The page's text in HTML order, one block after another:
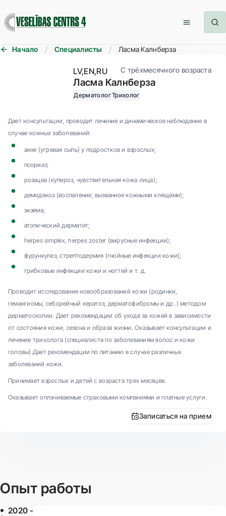
Начало Специалисты Ласма Калнберза
LV EN RU C трёхмесячного возраста
Ласма Калнберза
ДерматологТрихолог
Дает консультации, проводит лечение и динамическое наблюдение в
случае кожных заболеваний:
акне (угревая сыпь) у подростков и взрослых;
псориаз;
розацеа (купероз, чувствительная кожа лица);
демодекоз (воспаление, вызванное кожными клещами);
экзема;
атопический дерматит;
herpes simplex, herpes zoster (вирусные инфекции);
фурункулез, стрептодермия (гнойные инфекции кожи);
грибковые инфекции кожи и ногтей и т. д.
Проводит исследование новообразований кожи (родинки,
гемангиомы, себорейный кератоз, дерматофибромы и др .) методом
дерматоскопии. Дает рекомендации об уходе за кожей в зависимости
от состояния кожи, сезона и образа жизни. Оказывает консультации и
лечение трихолога (специалиста по заболеваниям волос и кожи
головы).Дает рекомендации по питанию в случае различных
заболеваний кожи.
Принимает взрослых и детей с возраста трех месяцев.
Оказывает оплачиваемые страховыми компаниями и платные услуги.
Записаться на прием
Опыт работы
2020 -